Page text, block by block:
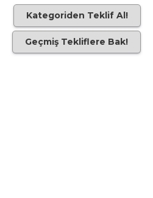
Kategoriden Teklif Al!
Geçmiş Tekliflere Bak!